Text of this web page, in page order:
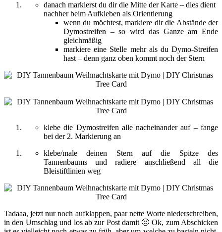
danach markierst du dir die Mitte der Karte – dies dient
nachher beim Aufkleben als Orientierung
wenn du möchtest, markiere dir die Abstände der
Dymostreifen – so wird das Ganze am Ende
gleichmäßig
markiere eine Stelle mehr als du Dymo-Streifen
hast – denn ganz oben kommt noch der Stern
klebe die Dymostreifen alle nacheinander auf – fange
bei der 2. Markierung an
klebe/male deinen Stern auf die Spitze des
Tannenbaums und radiere anschließend all die
Bleistiftlinien weg
Tadaaa, jetzt nur noch aufklappen, paar nette Worte niederschreiben,
in den Umschlag und los ab zur Post damit 🙂 Ok, zum Abschicken